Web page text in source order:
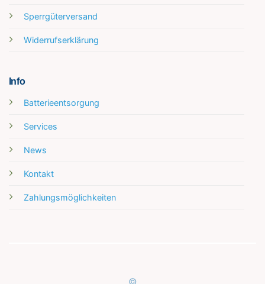
Sperrgüterversand
Widerrufserklärung
Info
Batterieentsorgung
Services
News
Kontakt
Zahlungsmöglichkeiten